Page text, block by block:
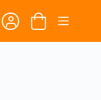
Winkelwagen